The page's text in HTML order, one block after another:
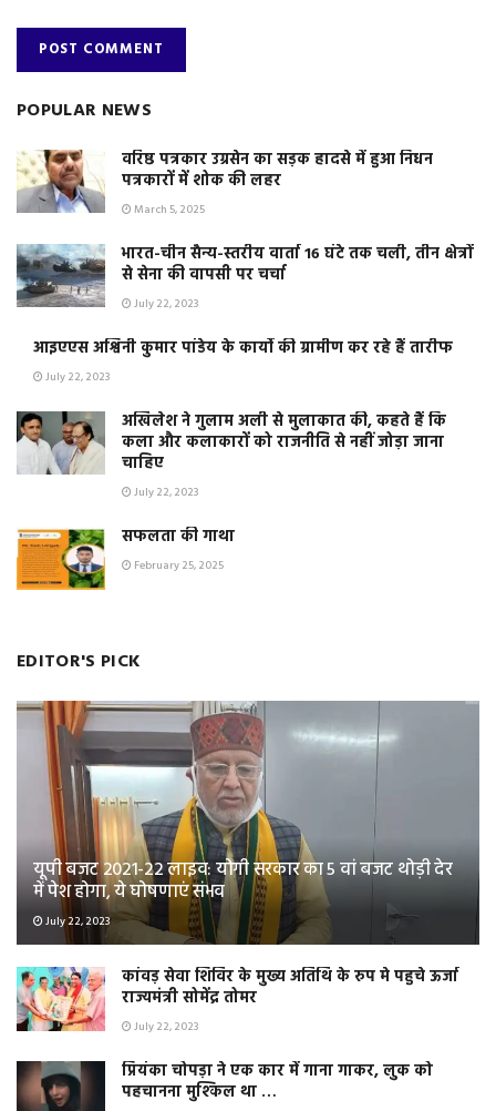
POPULAR NEWS
वरिष्ठ पत्रकार उग्रसेन का सड़क हादसे में हुआ निधन
पत्रकारों में शोक की लहर
March 5, 2025
भारत-चीन सैन्य-स्तरीय वार्ता 16 घंटे तक चली, तीन क्षेत्रों
से सेना की वापसी पर चर्चा
July 22, 2023
आइएएस अश्विनी कुमार पांडेय के कार्यो की ग्रामीण कर रहे हैं तारीफ
July 22, 2023
अखिलेश ने गुलाम अली से मुलाकात की, कहते हैं कि
कला और कलाकारों को राजनीति से नहीं जोड़ा जाना
चाहिए
July 22, 2023
सफलता की गाथा
February 25, 2025
EDITOR'S PICK
यूपी बजट 2021-22 लाइव: योगी सरकार का 5 वां बजट थोड़ी देर
में पेश होगा, ये घोषणाएं संभव
July 22, 2023
कांवड़ सेवा शिविर के मुख्य अतिथि के रुप मे पहुचे ऊर्जा
राज्यमंत्री सोमेंद्र तोमर
July 22, 2023
प्रियंका चोपड़ा ने एक कार में गाना गाकर, लुक को
पहचानना मुश्किल था …